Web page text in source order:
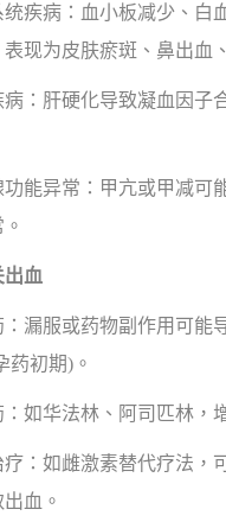
病：血小板减少、白
现为皮肤瘀斑、鼻出血
肝硬化导致凝血因子
异常：甲亢或甲减可
出血
服或药物副作用可能
药初期)。
华法林、阿司匹林，增
如雌激素替代疗法，
血。